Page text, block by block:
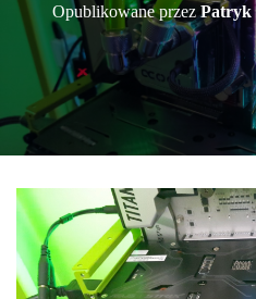
Opublikowane przezPatryk